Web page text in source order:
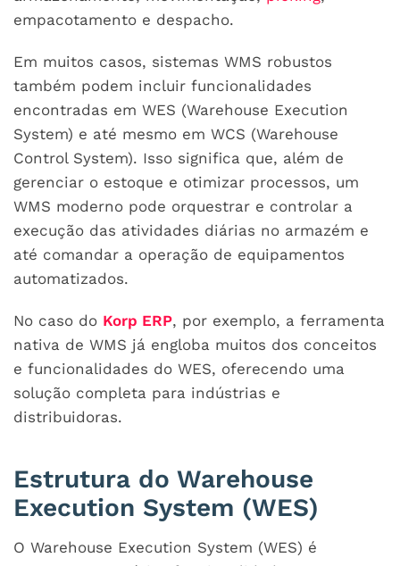
empacotamento e despacho.
Em muitos casos, sistemas WMS robustos
também podem incluir funcionalidades
encontradas em WES (Warehouse Execution
System) e até mesmo em WCS (Warehouse
Control System). Isso significa que, além de
gerenciar o estoque e otimizar processos, um
WMS moderno pode orquestrar e controlar a
execução das atividades diárias no armazém e
até comandar a operação de equipamentos
automatizados.
No caso do Korp ERP, por exemplo, a ferramenta
nativa de WMS já engloba muitos dos conceitos
e funcionalidades do WES, oferecendo uma
solução completa para indústrias e
distribuidoras.
Estrutura do Warehouse
Execution System (WES)
O Warehouse Execution System (WES) é